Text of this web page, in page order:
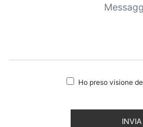
Ho preso visione
INVIA